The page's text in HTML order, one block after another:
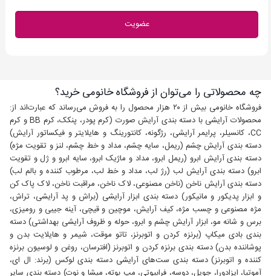
چه محصولاتی را می‌توان از فروشگاه خانومی خرید؟
فروشگاه خانومی بیش از ۲۰ هزار محصول را به فروش می‌رساند که عبارت‌اند از:
محصولات آرایشی با دسته بندی آرایش صورت (کرم پودر، پنکک، کرم BB و کرم
CC، کانسیلر، پرایمر آرایشی، رژگونه، کانتورینگ و هایلایتر و فیکساتور آرایش)
دسته بندی آرایش چشم (ریمل، سایه چشم، مداد و خط چشم، لنز و تقویت مژه)
دسته بندی آرایش ابرو (ریمل ابرو، مداد و ماژیک ابرو، سایه ابرو و ژل و تقویت
ابرو) دسته بندی آرایش لب (رژ لب، مداد و خط لب، مرطوب کننده و بالم لب)
دسته بندی آرایش ناخن (ناخن مصنوعی، لاک ناخن، مراقبت ناخن، لاک پاک کن
و ابزار پدیکور و مانیکور) دسته بندی ابزار آرایشی (براش و پد آرایشی، تراش،
مژه مصنوعی و چسب مژه، کیف آرایش، موچین و قیچی، آینه جیبی و رومیزی،
برس و شانه مو، ابزار آرایش چشم و ابرو، حوله و ظروف آرایشی بهداشتی) دسته
بندی بادی میکاپ (برنزه کردن و اتوبرنز، تاتو موقت، شیمر و هایلایت بدن و
پوشاننده بدن) دسته بندی برنزه کردن و اتوبرنز (افترسان، روغن و لوسیون برنزه
کننده و اتوبرنز) دسته بندی ست‌های آرایشی دسته بندی لوکس (برند: ال ای،
آموتیا، ایزادورا، جویل، دوسه، فرابیوتی، مپ بوته، میشا و نوت) دسته بندی سایر